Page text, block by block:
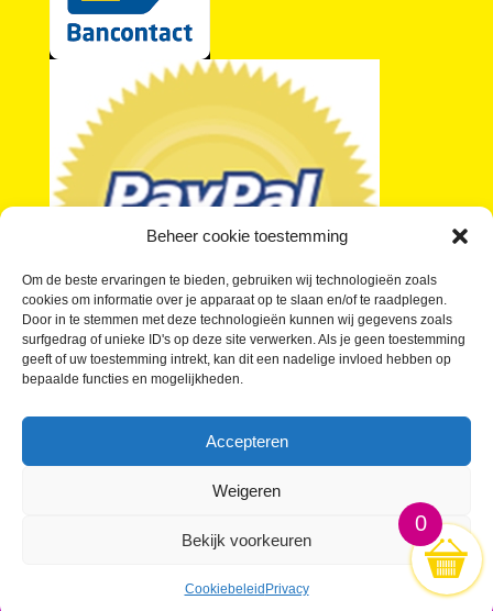
Beheer cookie toestemming
Om de beste ervaringen te bieden, gebruiken wij technologieën zoals
cookies om informatie over je apparaat op te slaan en/of te raadplegen.
Door in te stemmen met deze technologieën kunnen wij gegevens zoals
surfgedrag of unieke ID's op deze site verwerken. Als je geen toestemming
geeft of uw toestemming intrekt, kan dit een nadelige invloed hebben op
bepaalde functies en mogelijkheden.
Accepteren
Weigeren
Bekijk voorkeuren
Cookiebeleid Privacy
Wat kosten Kleine Buttons?
Buttons laten maken in kleine oplage
Waar kan ik Kleine Buttons kopen?
KleineButtons.nl; De gróótste Kleine Buttons webwinkel
sinds 2010
0